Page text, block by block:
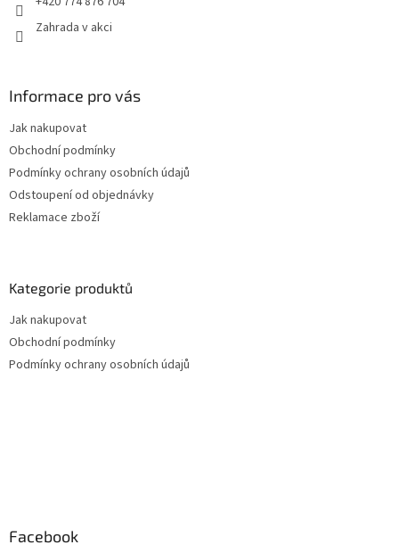
Zahrada v akci
Informace pro vás
Jak nakupovat
Obchodní podmínky
Podmínky ochrany osobních údajů
Odstoupení od objednávky
Reklamace zboží
Kategorie produktů
Jak nakupovat
Obchodní podmínky
Podmínky ochrany osobních údajů
Facebook